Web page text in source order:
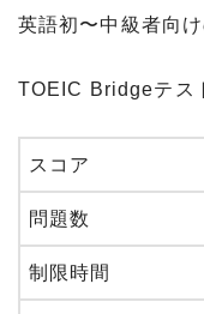
英語初〜中級者向け
TOEIC Bridgeテス
スコア
問題数
制限時間